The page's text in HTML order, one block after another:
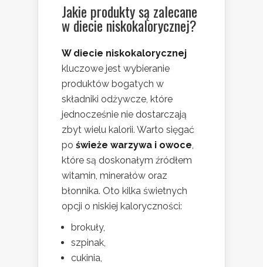
Jakie produkty są zalecane
w diecie niskokalorycznej?
W diecie niskokalorycznej
kluczowe jest wybieranie
produktów bogatych w
składniki odżywcze, które
jednocześnie nie dostarczają
zbyt wielu kalorii. Warto sięgać
po świeże warzywa i owoce,
które są doskonałym źródłem
witamin, minerałów oraz
błonnika. Oto kilka świetnych
opcji o niskiej kaloryczności:
brokuły,
szpinak,
cukinia,